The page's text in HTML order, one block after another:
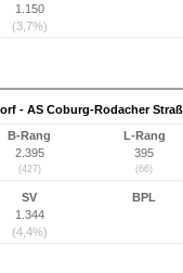
1.150
(3,7%)
- AS Coburg-Rodacher
B-Rang
2.395
(427)
L-Rang
395
(66)
SV
1.344
(4,4%)
BPL